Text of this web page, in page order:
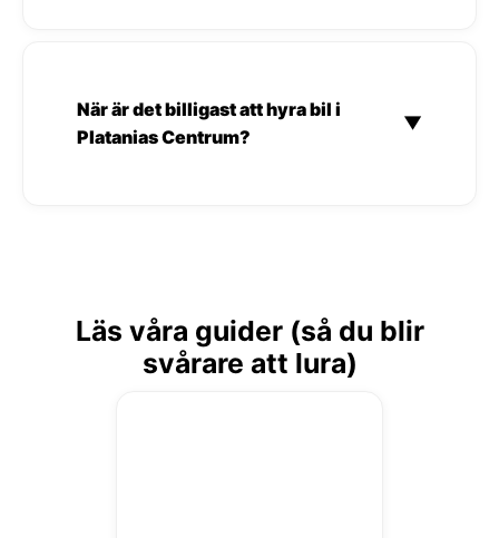
När är det billigast att hyra bil i
Platanias Centrum?
▼
Läs våra guider (så du blir
svårare att lura)